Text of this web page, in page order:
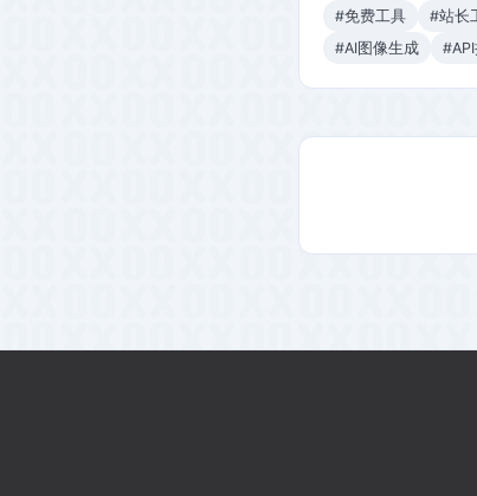
#免费工具
#站长
#AI图像生成